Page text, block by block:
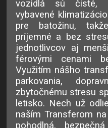
vozidlá sú čisté,
vybavené
pre batožinu,
príjemné a bez
jednotlivcov aj
férovými cenami
Využitím nášho
parkovania,
zbytočnému stresu
letisko. Nech už
naším Transferom
pohodlná,